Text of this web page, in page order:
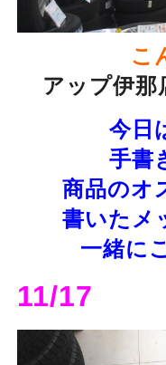
こ
アップ伊那
今日
手書
商品のオ
書いたメ
一緒に
11/17